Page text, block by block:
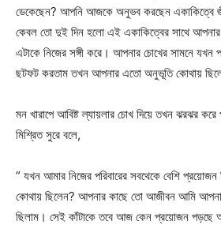
ডেকেছেন? আপনি আজকে অনুভব করছেন একাকিত্বে
কেবল তো দুই দিন হলো এই একাকিত্বের সাথে
এটাকে নিজের সঙ্গী করে। আপনার চোখের সামনে যখন
ছটফট করতাম তখন আপনার এতো অনুভূতি কোথায়
মন খারাপে আবিষ্ট ল্যায়লার চোখ দিয়ে তখন ঝরঝর
মিশ্রিত সুরে বলে,
” যখন আমার নিজের পরিবারের সবথেকে বেশি
কোথায় ছিলেন? আপনার কাছে তো আজীবন আমি আপনার
ছিলাম। সেই কাঁটাকে তবে আজ কেন প্রয়োজন পড়ছে